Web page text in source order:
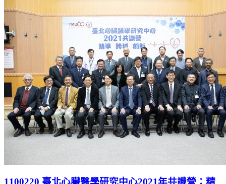
1100220 臺北心臟醫學研究中心2021年共識營：精